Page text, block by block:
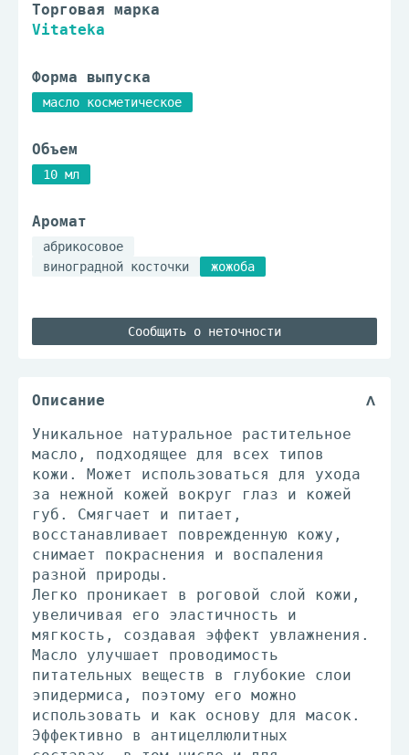
Торговая марка
Vitateka
Форма выпуска
масло косметическое
Объем
10 мл
Аромат
абрикосовое
виноградной косточки
жожоба
Сообщить о неточности
Описание
Уникальное натуральное растительное
масло, подходящее для всех типов
кожи. Может использоваться для ухода
за нежной кожей вокруг глаз и кожей
губ. Смягчает и питает,
восстанавливает поврежденную кожу,
снимает покраснения и воспаления
разной природы.
Легко проникает в роговой слой кожи,
увеличивая его эластичность и
мягкость, создавая эффект увлажнения.
Масло улучшает проводимость
питательных веществ в глубокие слои
эпидермиса, поэтому его можно
использовать и как основу для масок.
Эффективно в антицеллюлитных